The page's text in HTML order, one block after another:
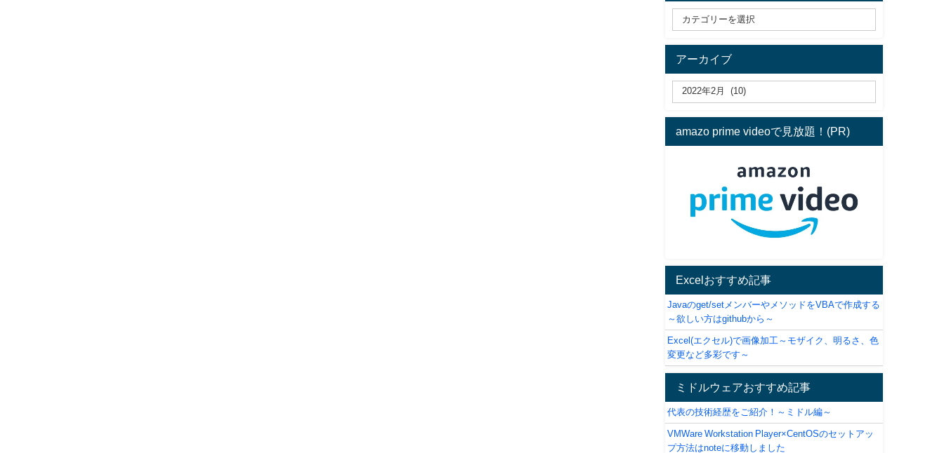
アーカイブ
amazo prime videoで見放題！(PR)
Excelおすすめ記事
Javaのget/setメンバーやメソッドをVBAで作成する
～欲しい方はgithubから～
Excel(エクセル)で画像加工～モザイク、明るさ、色
変更など多彩です～
ミドルウェアおすすめ記事
代表の技術経歴をご紹介！～ミドル編～
VMWare Workstation Player×CentOSのセットアッ
プ方法はnoteに移動しました